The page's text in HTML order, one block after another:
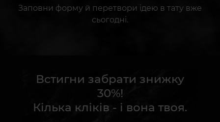
Заповни форму й перетвори ідею в тату вже
сьогодні.
Встигни забрати знижку
30%!
Кілька кліків - і вона твоя.